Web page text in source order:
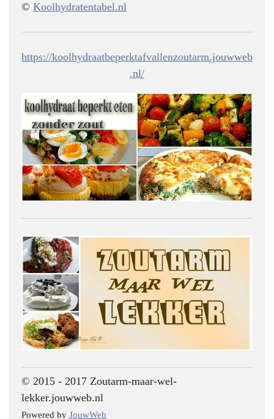
© Koolhydratentabel.nl
https://koolhydraatbeperktafvallenzoutarm.jouwweb
.nl/
© 2015 - 2017 Zoutarm-maar-wel-
lekker.jouwweb.nl
Powered by JouwWeb